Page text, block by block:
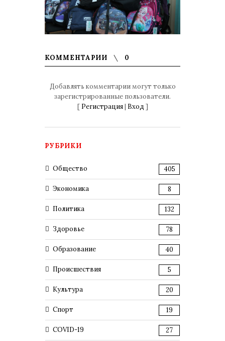
КОММЕНТАРИИ 0
Добавлять комментарии могут только
зарегистрированные пользователи.
[ Регистрация| Вход ]
РУБРИКИ
Общество 405
Экономика 8
Политика 132
Здоровье 78
Образование 40
Происшествия 5
Культура 20
Спорт 19
COVID-19 27